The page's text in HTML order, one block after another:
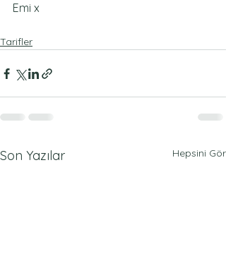
Emi x
Tarifler
Son Yazılar Hepsini Gör